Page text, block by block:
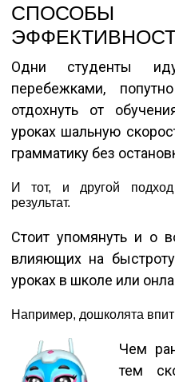
СПОСОБЫ
Одни студенты
перебежками,
отдохнуть от
уроках шальную
грамматику без
И тот, и другой
результат.
Стоит упомянуть и о
влияющих на
уроках в школе или
Например, дошколята
Чем
тем